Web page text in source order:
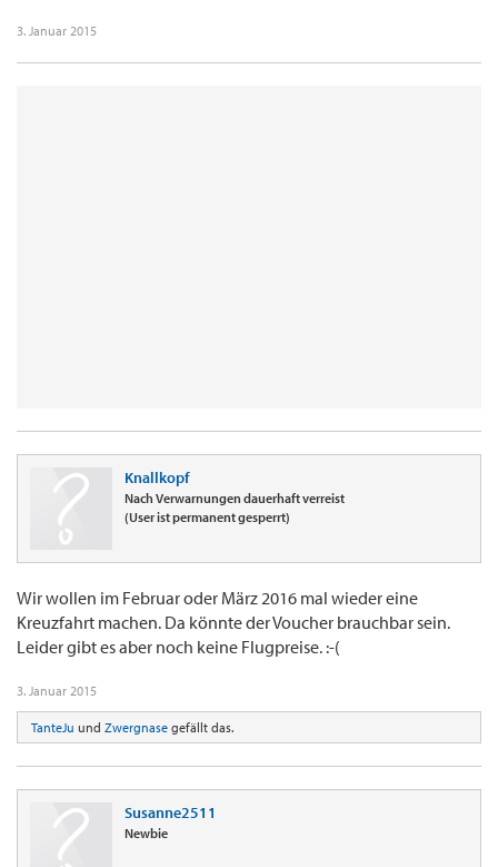
3. Januar 2015
Knallkopf
Nach Verwarnungen dauerhaft verreist
(User ist permanent gesperrt)
Wir wollen im Februar oder März 2016 mal wieder eine
Kreuzfahrt machen. Da könnte der Voucher brauchbar sein.
Leider gibt es aber noch keine Flugpreise. :-(
3. Januar 2015
TanteJu und Zwergnase gefällt das.
Susanne2511
Newbie